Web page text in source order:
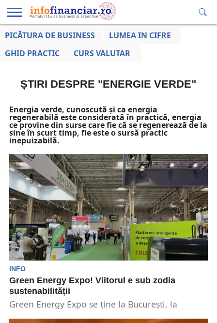
EDUCAȚIE
LA ZI
AFACERILOR
PICĂTURA DE BUSINESS
LUMEA IN CIFRE
GHID PRACTIC
CURS VALUTAR
ȘTIRI DESPRE "ENERGIE VERDE"
Energia verde, cunoscută și ca energia
regenerabilă este considerată în practică, energia
ce provine din surse care fie că se regenerează de la
sine în scurt timp, fie este o sursă practic
inepuizabilă.
INFO
Green Energy Expo! Viitorul e sub zodia
sustenabilității
Green Energy Expo se ține la București, la